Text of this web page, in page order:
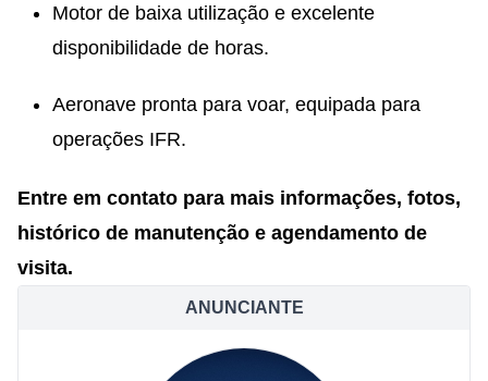
Motor de baixa utilização e excelente
disponibilidade de horas.
Aeronave pronta para voar, equipada para
operações IFR.
Entre em contato para mais informações, fotos,
histórico de manutenção e agendamento de
visita.
ANUNCIANTE